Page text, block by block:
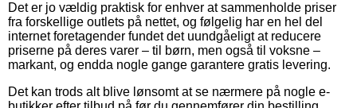
Det er jo vældig praktisk for enhver at sammenholde priser
fra forskellige outlets på nettet, og følgelig har en hel del
internet foretagender fundet det uundgåeligt at reducere
priserne på deres varer – til børn, men også til voksne –
markant, og endda nogle gange garantere gratis levering.
Det kan trods alt blive lønsomt at se nærmere på nogle e-